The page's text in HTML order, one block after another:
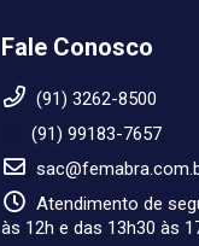
Fale Conosco
(91) 3262-8500
(91) 99183-7657
Atendimento de
às 12h e das 13h30 às